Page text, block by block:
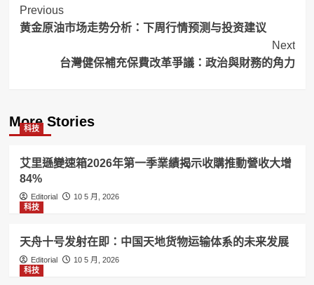
Post
Navigation
Previous
黄金原油市场走势分析：下周行情预测与投资建议
Next
台灣健保補充保費改革爭議：政治與財務的角力
More Stories
科技
艾里遜變速箱2026年第一季業績揭示收購推動營收大增
84%
Editorial
10 5 月, 2026
科技
天舟十号发射在即：中国天地货物运输体系的未来发展
Editorial
10 5 月, 2026
科技